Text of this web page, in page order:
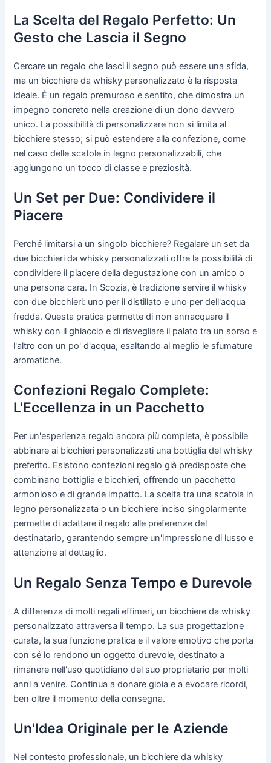
La Scelta del Regalo Perfetto: Un
Gesto che Lascia il Segno
Cercare un regalo che lasci il segno può essere una sfida,
ma un bicchiere da whisky personalizzato è la risposta
ideale. È un regalo premuroso e sentito, che dimostra un
impegno concreto nella creazione di un dono davvero
unico. La possibilità di personalizzare non si limita al
bicchiere stesso; si può estendere alla confezione, come
nel caso delle scatole in legno personalizzabili, che
aggiungono un tocco di classe e preziosità.
Un Set per Due: Condividere il
Piacere
Perché limitarsi a un singolo bicchiere? Regalare un set da
due bicchieri da whisky personalizzati offre la possibilità di
condividere il piacere della degustazione con un amico o
una persona cara. In Scozia, è tradizione servire il whisky
con due bicchieri: uno per il distillato e uno per dell'acqua
fredda. Questa pratica permette di non annacquare il
whisky con il ghiaccio e di risvegliare il palato tra un sorso e
l'altro con un po' d'acqua, esaltando al meglio le sfumature
aromatiche.
Confezioni Regalo Complete:
L'Eccellenza in un Pacchetto
Per un'esperienza regalo ancora più completa, è possibile
abbinare ai bicchieri personalizzati una bottiglia del whisky
preferito. Esistono confezioni regalo già predisposte che
combinano bottiglia e bicchieri, offrendo un pacchetto
armonioso e di grande impatto. La scelta tra una scatola in
legno personalizzata o un bicchiere inciso singolarmente
permette di adattare il regalo alle preferenze del
destinatario, garantendo sempre un'impressione di lusso e
attenzione al dettaglio.
Un Regalo Senza Tempo e Durevole
A differenza di molti regali effimeri, un bicchiere da whisky
personalizzato attraversa il tempo. La sua progettazione
curata, la sua funzione pratica e il valore emotivo che porta
con sé lo rendono un oggetto durevole, destinato a
rimanere nell'uso quotidiano del suo proprietario per molti
anni a venire. Continua a donare gioia e a evocare ricordi,
ben oltre il momento della consegna.
Un'Idea Originale per le Aziende
Nel contesto professionale, un bicchiere da whisky